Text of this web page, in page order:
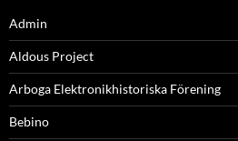
Admin
Aldous Project
Arboga Elektronikhistoriska Förening
Bebino